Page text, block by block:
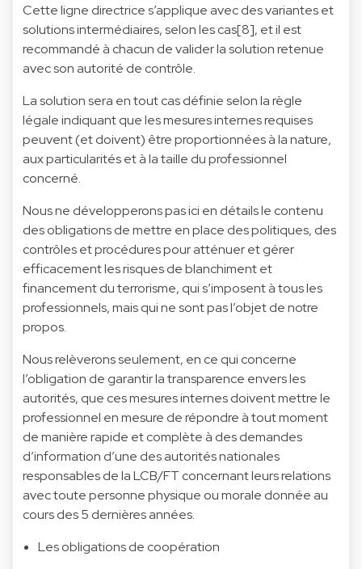
Cette ligne directrice s’applique avec des variantes et
solutions intermédiaires, selon les cas[8], et il est
recommandé à chacun de valider la solution retenue
avec son autorité de contrôle.
La solution sera en tout cas définie selon la règle
légale indiquant que les mesures internes requises
peuvent (et doivent) être proportionnées à la nature,
aux particularités et à la taille du professionnel
concerné.
Nous ne développerons pas ici en détails le contenu
des obligations de mettre en place des politiques, des
contrôles et procédures pour atténuer et gérer
efficacement les risques de blanchiment et
financement du terrorisme, qui s’imposent à tous les
professionnels, mais qui ne sont pas l’objet de notre
propos.
Nous relèverons seulement, en ce qui concerne
l’obligation de garantir la transparence envers les
autorités, que ces mesures internes doivent mettre le
professionnel en mesure de répondre à tout moment
de manière rapide et complète à des demandes
d’information d’une des autorités nationales
responsables de la LCB/FT concernant leurs relations
avec toute personne physique ou morale donnée au
cours des 5 dernières années.
Les obligations de coopération